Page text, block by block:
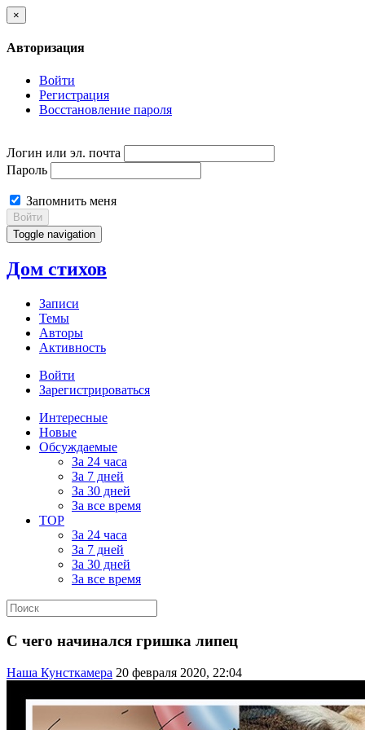
×
Авторизация
Войти
Регистрация
Восстановление пароля
Логин или эл. почта
Пароль
Запомнить меня
Войти
Toggle navigation
Дом стихов
Записи
Темы
Авторы
Активность
Войти
Зарегистрироваться
Интересные
Новые
Обсуждаемые
За 24 часа
За 7 дней
За 30 дней
За все время
TOP
За 24 часа
За 7 дней
За 30 дней
За все время
С чего начинался гришка липец
Наша Кунсткамера 20 февраля 2020, 22:04